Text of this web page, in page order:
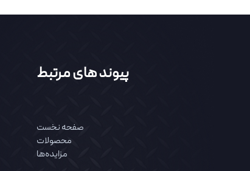
پیوند های مرتبط
صفحه نخست
محصولات
مزایده‌ها